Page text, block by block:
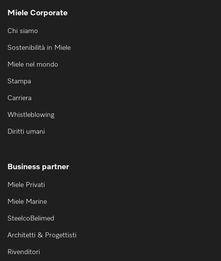
Miele Corporate
Chi siamo
Sostenibilità in Miele
Miele nel mondo
Stampa
Carriera
Whistleblowing
Diritti umani
Business partner
Miele Privati
Miele Marine
SteelcoBelimed
Architetti & Progettisti
Rivenditori